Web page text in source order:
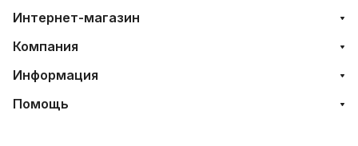
Интернет-магазин
Компания
Информация
Помощь